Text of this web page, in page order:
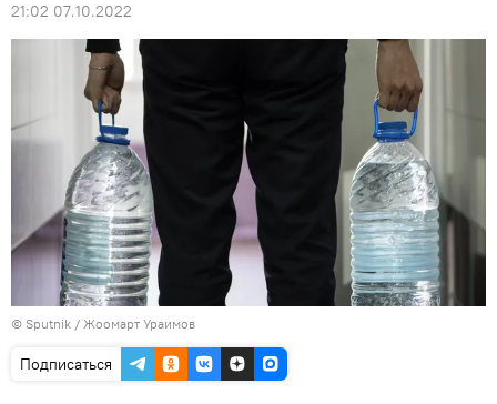
21:02 07.10.2022
© Sputnik / Жоомарт Ураимов
Подписаться